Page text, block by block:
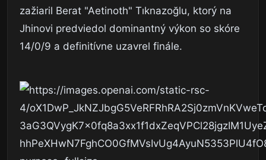
zažiaril Berat "Aetinoth" Tıknazoğlu, ktorý na
Jhinovi predviedol dominantný výkon so skóre
14/0/9 a definitívne uzavrel finále.